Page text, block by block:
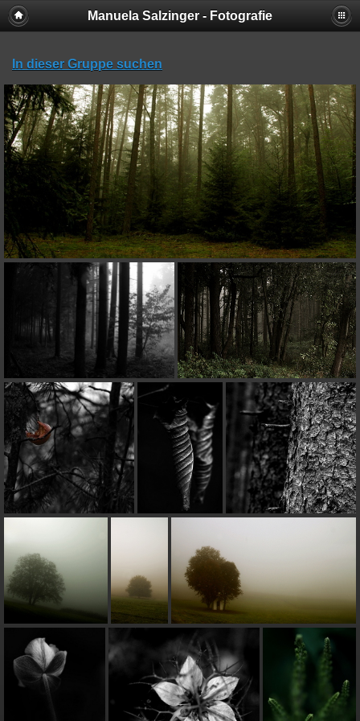
Manuela Salzinger - Fotografie
In dieser Gruppe suchen